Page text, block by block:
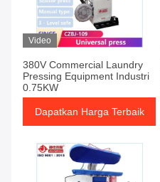
Video
380V Commercial Laundry
Pressing Equipment Industri
0.75KW
Dapatkan Harga Terbaik